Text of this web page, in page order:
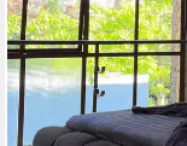
gepolstert, Wolkenbett
ab 779,00 € 869,00 €
-10%
lieferbar in 4 Wochen
+3